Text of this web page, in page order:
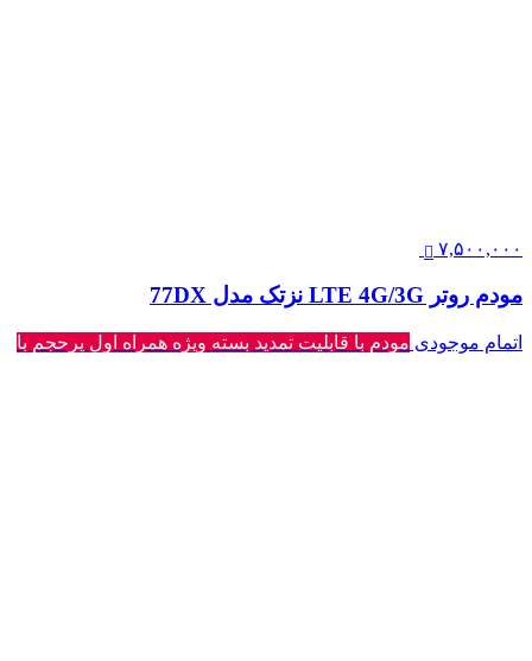
۷,۵۰۰,۰۰۰
مودم روتر LTE 4G/3G نزتک مدل 77DX
اتمام موجودی مودم با قابلیت تمدید بسته ویژه همراه اول پرحجم با